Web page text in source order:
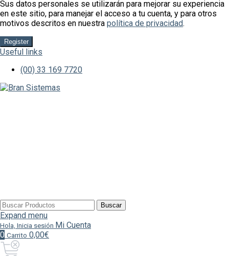
Sus datos personales se utilizarán para mejorar su experiencia
en este sitio, para manejar el acceso a tu cuenta, y para otros
motivos descritos en nuestra política de privacidad.
Register
Useful links
(00) 33 169 7720
Buscar
por:
Buscar
Expand menu
Hola, Inicia sesión Mi Cuenta
0 Carrito 0,00€